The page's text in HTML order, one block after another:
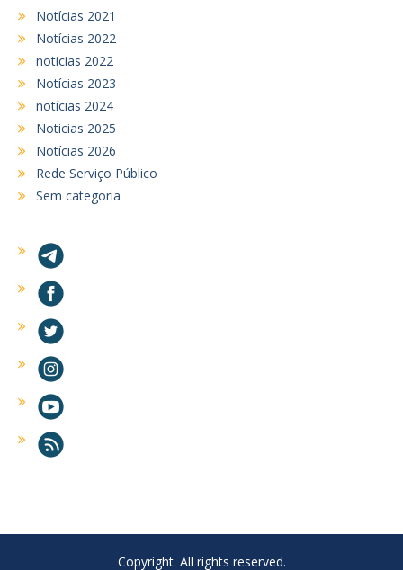
Notícias 2021
Notícias 2022
noticias 2022
Notícias 2023
notícias 2024
Noticias 2025
Notícias 2026
Rede Serviço Público
Sem categoria
Copyright. All rights reserved.